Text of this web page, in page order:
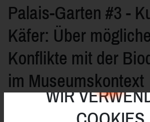
WIR
Palais-Garten #3 -
Käfer: Über mögliche
Konflikte mit der
im Museumskontext
Menschen, Pflanzen und Tiere